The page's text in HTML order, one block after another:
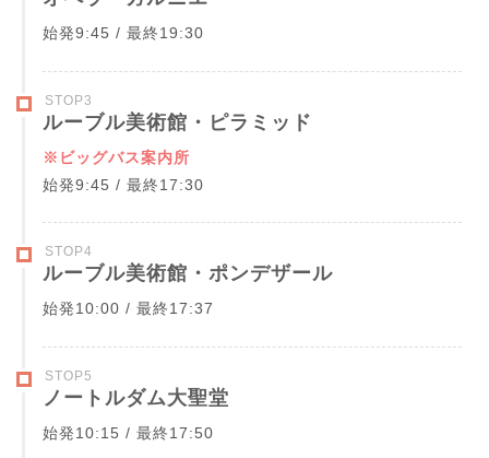
始発9:45 / 最終19:30
STOP3
ルーブル美術館・ピラミッド
※ビッグバス案内所
始発9:45 / 最終17:30
STOP4
ルーブル美術館・ポンデザール
始発10:00 / 最終17:37
STOP5
ノートルダム大聖堂
始発10:15 / 最終17:50